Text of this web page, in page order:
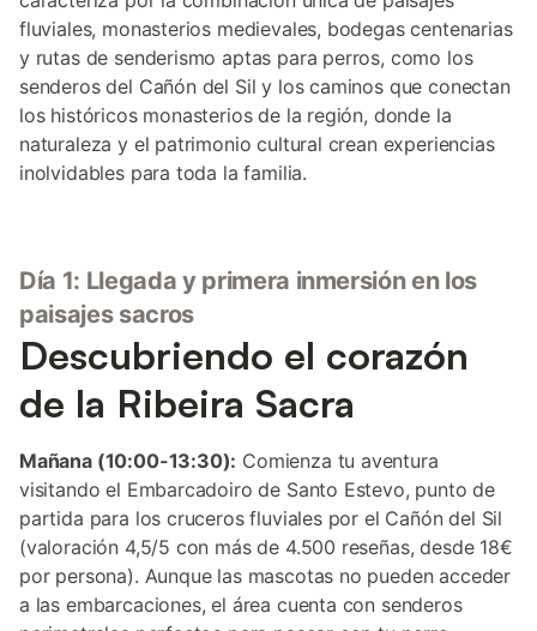
fluviales, monasterios medievales, bodegas centenarias
y rutas de senderismo aptas para perros, como los
senderos del Cañón del Sil y los caminos que conectan
los históricos monasterios de la región, donde la
naturaleza y el patrimonio cultural crean experiencias
inolvidables para toda la familia.
Día 1: Llegada y primera inmersión en los
paisajes sacros
Descubriendo el corazón
de la Ribeira Sacra
Mañana (10:00-13:30): Comienza tu aventura
visitando el Embarcadoiro de Santo Estevo, punto de
partida para los cruceros fluviales por el Cañón del Sil
(valoración 4,5/5 con más de 4.500 reseñas, desde 18€
por persona). Aunque las mascotas no pueden acceder
a las embarcaciones, el área cuenta con senderos